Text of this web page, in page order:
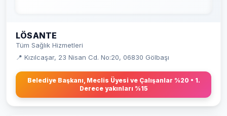
LÖSANTE
Tüm Sağlık Hizmetleri
📍 Kızılcaşar, 23 Nisan Cd. No:20, 06830 Gölbaşı
Belediye Başkanı, Meclis Üyesi ve Çalışanlar %20 • 1.
Derece yakınları %15